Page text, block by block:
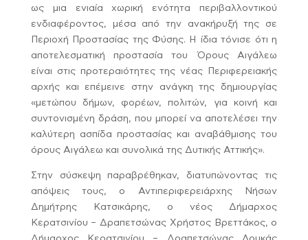
ως μια ενιαία χωρική ενότητα περιβαλλοντικού
ενδιαφέροντος, μέσα από την ανακήρυξή της σε
Περιοχή Προστασίας της Φύσης. Η ίδια τόνισε ότι η
αποτελεσματική προστασία του Όρους Αιγάλεω
είναι στις προτεραιότητες της νέας Περιφερειακής
αρχής και επέμεινε στην ανάγκη της δημιουργίας
«μετώπου δήμων, φορέων, πολιτών, για κοινή και
συντονισμένη δράση, που μπορεί να αποτελέσει την
καλύτερη ασπίδα προστασίας και αναβάθμισης του
όρους Αιγάλεω και συνολικά της Δυτικής Αττικής».
Στην σύσκεψη παραβρέθηκαν, διατυπώνοντας τις
απόψεις τους, ο Αντιπεριφερειάρχης Νήσων
Δημήτρης Κατσικάρης, ο νέος Δήμαρχος
Κερατσινίου – Δραπετσώνας Χρήστος Βρεττάκος, ο